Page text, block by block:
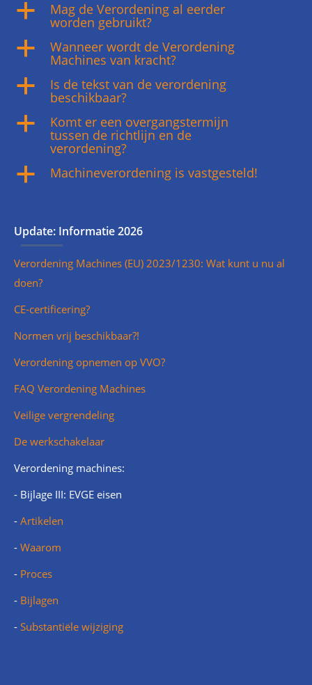
a Mag de Verordening al eerder
worden gebruikt?
a Wanneer wordt de Verordening
Machines van kracht?
a Is de tekst van de verordening
beschikbaar?
a Komt er een overgangstermijn
tussen de richtlijn en de
verordening?
a Machineverordening is vastgesteld!
Update: Informatie 2026
Verordening Machines (EU) 2023/1230: Wat kunt u nu al
doen?
CE-certificering?
Normen vrij beschikbaar?!
Verordening opnemen op VVO?
FAQ Verordening Machines
Veilige vergrendeling
De werkschakelaar
Verordening machines:
- Bijlage III: EVGE eisen
- Artikelen
- Waarom
- Proces
- Bijlagen
- Substantiële wijziging